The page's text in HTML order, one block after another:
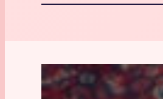
s
i
g